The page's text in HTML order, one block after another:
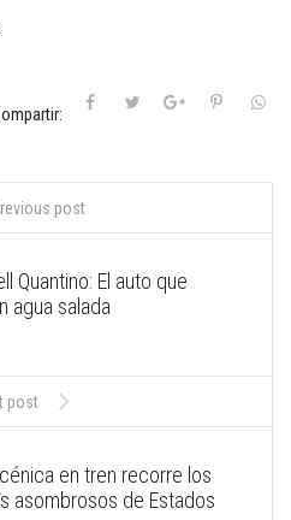
post
Quantino: El auto que
agua salada
post
en tren recorre los
asombrosos de Estados